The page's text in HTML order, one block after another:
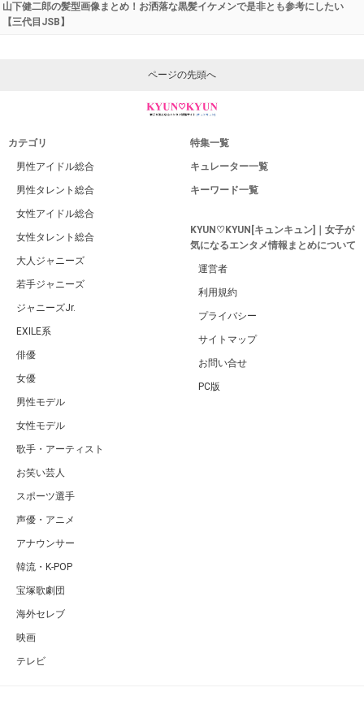
山下健二郎の髪型画像まとめ！お洒落な黒髪イケメンで是非とも参考にしたい
【三代目JSB】
ページの先頭へ
カテゴリ
男性アイドル総合
男性タレント総合
女性アイドル総合
女性タレント総合
大人ジャニーズ
若手ジャニーズ
ジャニーズJr.
EXILE系
俳優
女優
男性モデル
女性モデル
歌手・アーティスト
お笑い芸人
スポーツ選手
声優・アニメ
アナウンサー
韓流・K-POP
宝塚歌劇団
海外セレブ
映画
テレビ
特集一覧
キュレーター一覧
キーワード一覧
KYUN♡KYUN[キュンキュン]｜女子が
気になるエンタメ情報まとめについて
運営者
利用規約
プライバシー
サイトマップ
お問い合せ
PC版